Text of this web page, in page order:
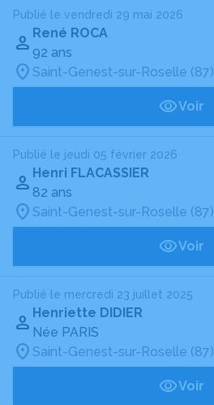
Publié le vendredi 29 mai 2026
René ROCA
92 ans
Saint-Genest-sur-Roselle (87)
Voir
Publié le jeudi 05 février 2026
Henri FLACASSIER
82 ans
Saint-Genest-sur-Roselle (87)
Voir
Publié le mercredi 23 juillet 2025
Henriette DIDIER
Née PARIS
Saint-Genest-sur-Roselle (87)
Voir